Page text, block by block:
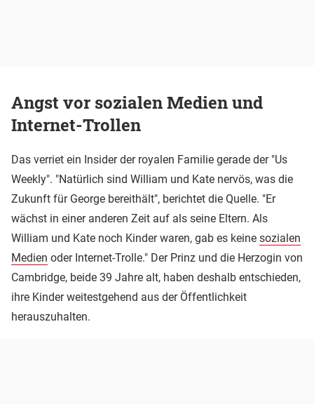
Angst vor sozialen Medien und
Internet-Trollen
Das verriet ein Insider der royalen Familie gerade der "Us
Weekly". "Natürlich sind William und Kate nervös, was die
Zukunft für George bereithält", berichtet die Quelle. "Er
wächst in einer anderen Zeit auf als seine Eltern. Als
William und Kate noch Kinder waren, gab es keine sozialen
Medien oder Internet-Trolle." Der Prinz und die Herzogin von
Cambridge, beide 39 Jahre alt, haben deshalb entschieden,
ihre Kinder weitestgehend aus der Öffentlichkeit
herauszuhalten.